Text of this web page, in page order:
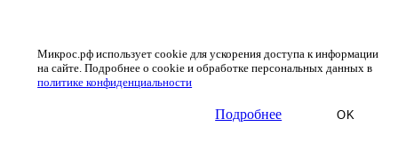
Микрос.рф использует cookie для ускорения доступа к информации
на сайте. Подробнее о cookie и обработке персональных данных в
политике конфиденциальности
Подробнее OK